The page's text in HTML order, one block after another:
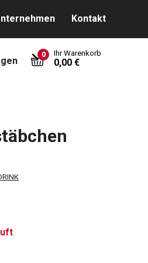
Kontakt
0 Ihr Warenkorb
0,00 €